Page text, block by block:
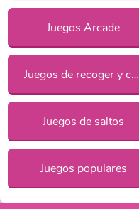
Juegos Arcade
Juegos de recoger y correr
Juegos de saltos
Juegos populares